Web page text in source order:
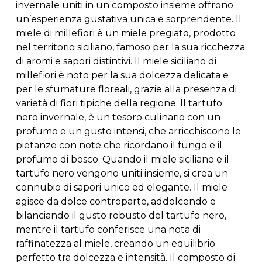
invernale uniti in un composto insieme offrono
un’esperienza gustativa unica e sorprendente. Il
miele di millefiori è un miele pregiato, prodotto
nel territorio siciliano, famoso per la sua ricchezza
di aromi e sapori distintivi. Il miele siciliano di
millefiori è noto per la sua dolcezza delicata e
per le sfumature floreali, grazie alla presenza di
varietà di fiori tipiche della regione. Il tartufo
nero invernale, è un tesoro culinario con un
profumo e un gusto intensi, che arricchiscono le
pietanze con note che ricordano il fungo e il
profumo di bosco. Quando il miele siciliano e il
tartufo nero vengono uniti insieme, si crea un
connubio di sapori unico ed elegante. Il miele
agisce da dolce controparte, addolcendo e
bilanciando il gusto robusto del tartufo nero,
mentre il tartufo conferisce una nota di
raffinatezza al miele, creando un equilibrio
perfetto tra dolcezza e intensità. Il composto di